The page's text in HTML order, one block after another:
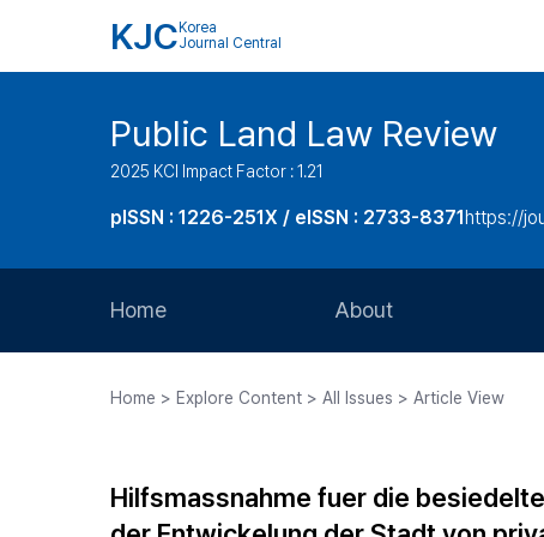
KJC Korea
Journal Central
Public Land Law Review
2025 KCI Impact Factor : 1.21
pISSN : 1226-251X / eISSN : 2733-8371https://
Home About
Journal Staff
Home > Explore Content > All Issues > Article View
Hilfsmassnahme fuer die